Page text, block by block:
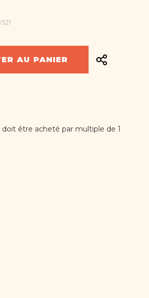
AU PANIER
être acheté par multiple de 1